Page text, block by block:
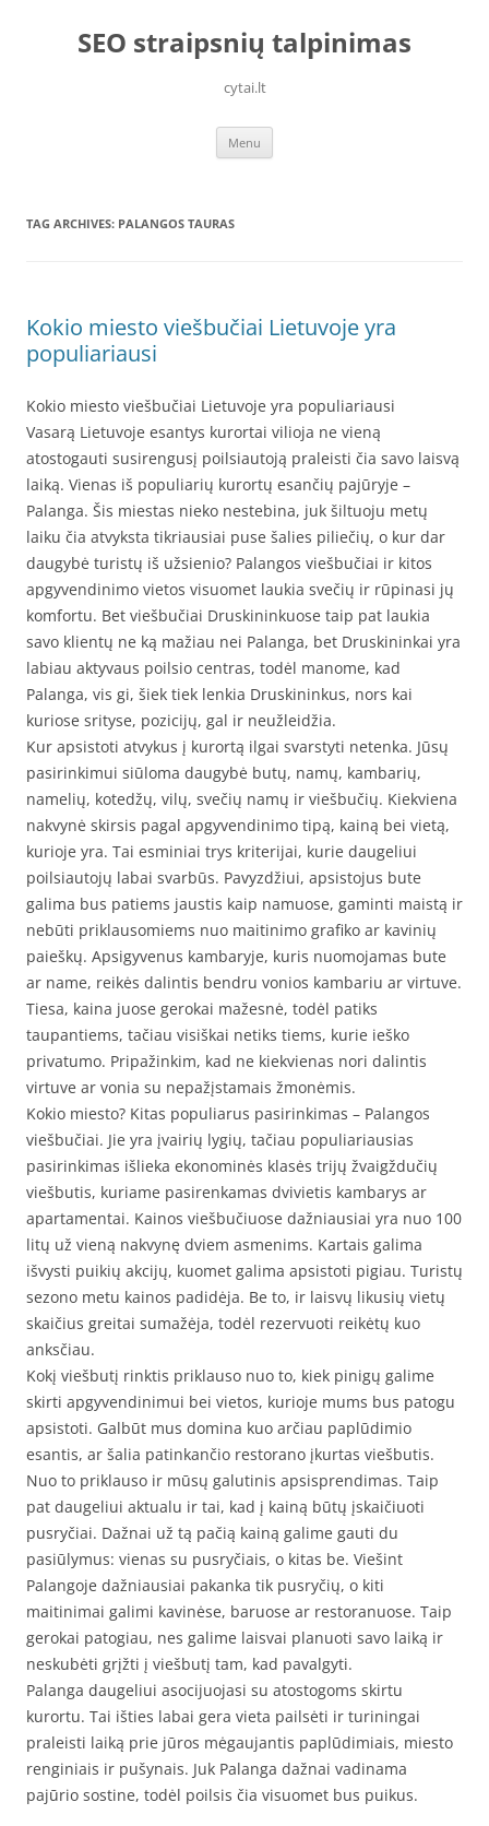
contentSEO straipsnių talpinimas
cytai.lt
Menu
TAG ARCHIVES: PALANGOS TAURAS
Kokio miesto viešbučiai Lietuvoje yra
populiariausi
Kokio miesto viešbučiai Lietuvoje yra populiariausi
Vasarą Lietuvoje esantys kurortai vilioja ne vieną
atostogauti susirengusį poilsiautoją praleisti čia savo laisvą
laiką. Vienas iš populiarių kurortų esančių pajūryje –
Palanga. Šis miestas nieko nestebina, juk šiltuoju metų
laiku čia atvyksta tikriausiai puse šalies piliečių, o kur dar
daugybė turistų iš užsienio? Palangos viešbučiai ir kitos
apgyvendinimo vietos visuomet laukia svečių ir rūpinasi jų
komfortu. Bet viešbučiai Druskininkuose taip pat laukia
savo klientų ne ką mažiau nei Palanga, bet Druskininkai yra
labiau aktyvaus poilsio centras, todėl manome, kad
Palanga, vis gi, šiek tiek lenkia Druskininkus, nors kai
kuriose srityse, pozicijų, gal ir neužleidžia.
Kur apsistoti atvykus į kurortą ilgai svarstyti netenka. Jūsų
pasirinkimui siūloma daugybė butų, namų, kambarių,
namelių, kotedžų, vilų, svečių namų ir viešbučių. Kiekviena
nakvynė skirsis pagal apgyvendinimo tipą, kainą bei vietą,
kurioje yra. Tai esminiai trys kriterijai, kurie daugeliui
poilsiautojų labai svarbūs. Pavyzdžiui, apsistojus bute
galima bus patiems jaustis kaip namuose, gaminti maistą ir
nebūti priklausomiems nuo maitinimo grafiko ar kavinių
paieškų. Apsigyvenus kambaryje, kuris nuomojamas bute
ar name, reikės dalintis bendru vonios kambariu ar virtuve.
Tiesa, kaina juose gerokai mažesnė, todėl patiks
taupantiems, tačiau visiškai netiks tiems, kurie ieško
privatumo. Pripažinkim, kad ne kiekvienas nori dalintis
virtuve ar vonia su nepažįstamais žmonėmis.
Kokio miesto? Kitas populiarus pasirinkimas – Palangos
viešbučiai. Jie yra įvairių lygių, tačiau populiariausias
pasirinkimas išlieka ekonominės klasės trijų žvaigždučių
viešbutis, kuriame pasirenkamas dvivietis kambarys ar
apartamentai. Kainos viešbučiuose dažniausiai yra nuo 100
litų už vieną nakvynę dviem asmenims. Kartais galima
išvysti puikių akcijų, kuomet galima apsistoti pigiau. Turistų
sezono metu kainos padidėja. Be to, ir laisvų likusių vietų
skaičius greitai sumažėja, todėl rezervuoti reikėtų kuo
anksčiau.
Kokį viešbutį rinktis priklauso nuo to, kiek pinigų galime
skirti apgyvendinimui bei vietos, kurioje mums bus patogu
apsistoti. Galbūt mus domina kuo arčiau paplūdimio
esantis, ar šalia patinkančio restorano įkurtas viešbutis.
Nuo to priklauso ir mūsų galutinis apsisprendimas. Taip
pat daugeliui aktualu ir tai, kad į kainą būtų įskaičiuoti
pusryčiai. Dažnai už tą pačią kainą galime gauti du
pasiūlymus: vienas su pusryčiais, o kitas be. Viešint
Palangoje dažniausiai pakanka tik pusryčių, o kiti
maitinimai galimi kavinėse, baruose ar restoranuose. Taip
gerokai patogiau, nes galime laisvai planuoti savo laiką ir
neskubėti grįžti į viešbutį tam, kad pavalgyti.
Palanga daugeliui asocijuojasi su atostogoms skirtu
kurortu. Tai išties labai gera vieta pailsėti ir turiningai
praleisti laiką prie jūros mėgaujantis paplūdimiais, miesto
renginiais ir pušynais. Juk Palanga dažnai vadinama
pajūrio sostine, todėl poilsis čia visuomet bus puikus.